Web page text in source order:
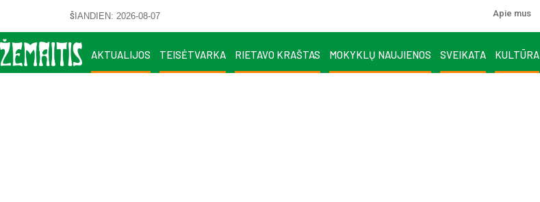
ŠIANDIEN: 2026-08-07 Apie mus
AKTUALIJOS TEISĖTVARKA RIETAVO KRAŠTAS MOKYKLŲ NAUJIENOS SVEIKATA KULTŪRA